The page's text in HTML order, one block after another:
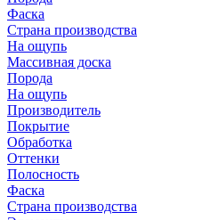
Фаска
Страна производства
На ощупь
Массивная доска
Порода
На ощупь
Производитель
Покрытие
Обработка
Оттенки
Полосность
Фаска
Страна производства